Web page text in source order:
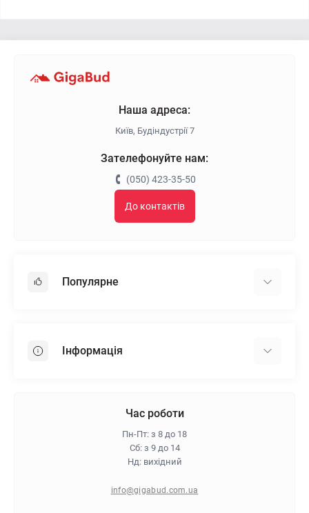
Наша адреса:
Київ, Будіндустрії 7
Зателефонуйте нам:
(050) 423-35-50
До контактів
Популярне
Пінопласт
Інформація
Гарантія та повернення
Політика конфіденційності
Час роботи
Пн-Пт: з 8 до 18
Сб: з 9 до 14
Нд: вихідний
info@gigabud.com.ua